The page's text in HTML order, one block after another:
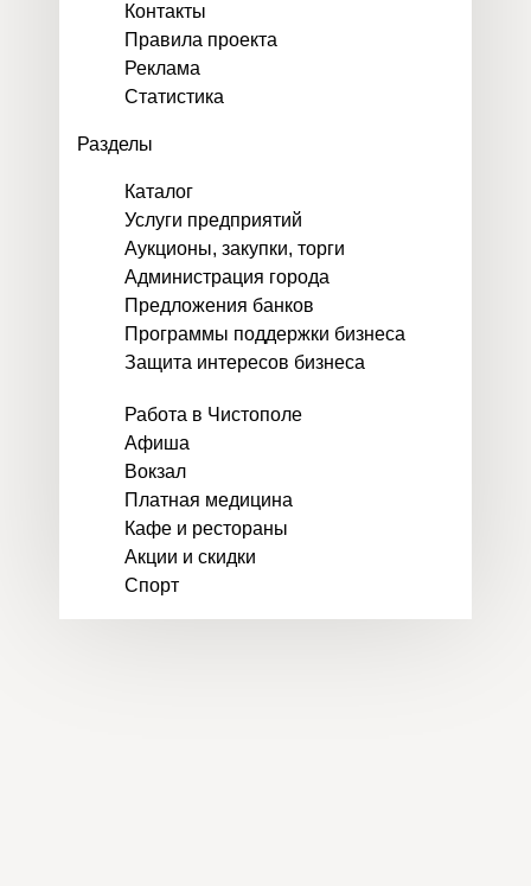
Контакты
Правила проекта
Реклама
Статистика
Разделы
Каталог
Услуги предприятий
Аукционы, закупки, торги
Администрация города
Предложения банков
Программы поддержки бизнеса
Защита интересов бизнеса
Работа в Чистополе
Афиша
Вокзал
Платная медицина
Кафе и рестораны
Акции и скидки
Спорт